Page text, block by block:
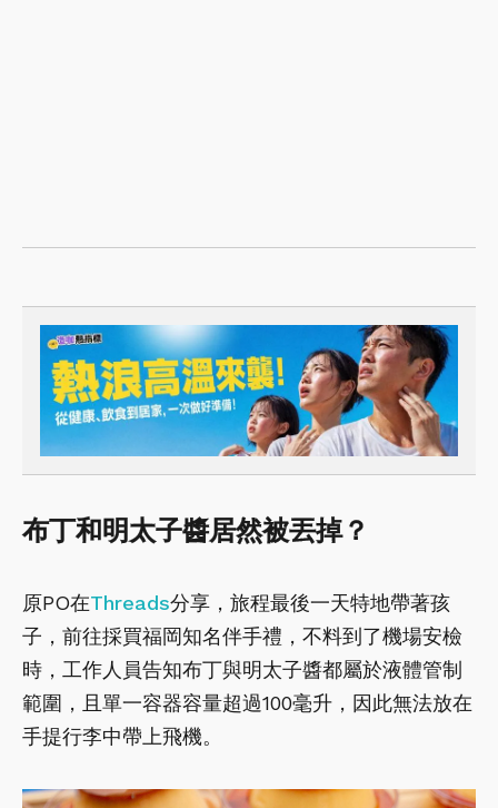
布丁和明太子醬居然被丟掉？
原PO在Threads分享，旅程最後一天特地帶著孩
子，前往採買福岡知名伴手禮，不料到了機場安檢
時，工作人員告知布丁與明太子醬都屬於液體管制
範圍，且單一容器容量超過100毫升，因此無法放在
手提行李中帶上飛機。